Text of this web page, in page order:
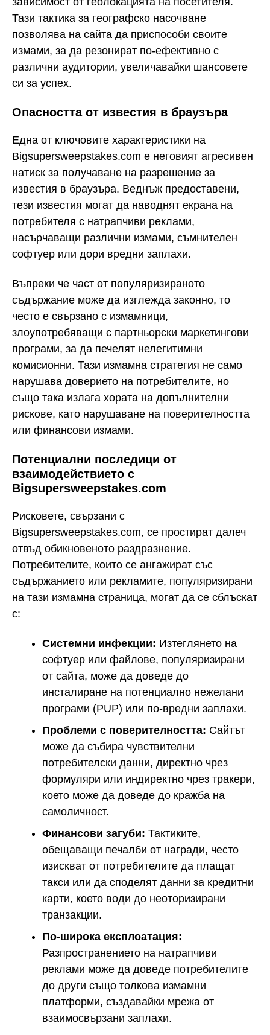
Тази тактика за географско насочване
позволява на сайта да приспособи своите
измами, за да резонират по-ефективно с
различни аудитории, увеличавайки шансовете
си за успех.
Опасността от известия в браузъра
Една от ключовите характеристики на
Bigsupersweepstakes.com е неговият агресивен
натиск за получаване на разрешение за
известия в браузъра. Веднъж предоставени,
тези известия могат да наводнят екрана на
потребителя с натрапчиви реклами,
насърчаващи различни измами, съмнителен
софтуер или дори вредни заплахи.
Въпреки че част от популяризираното
съдържание може да изглежда законно, то
често е свързано с измамници,
злоупотребяващи с партньорски маркетингови
програми, за да печелят нелегитимни
комисионни. Тази измамна стратегия не само
нарушава доверието на потребителите, но
също така излага хората на допълнителни
рискове, като нарушаване на поверителността
или финансови измами.
Потенциални последици от
взаимодействието с
Bigsupersweepstakes.com
Рисковете, свързани с
Bigsupersweepstakes.com, се простират далеч
отвъд обикновеното раздразнение.
Потребителите, които се ангажират със
съдържанието или рекламите, популяризирани
на тази измамна страница, могат да се сблъскат
с:
Системни инфекции: Изтеглянето на
софтуер или файлове, популяризирани
от сайта, може да доведе до
инсталиране на потенциално нежелани
програми (PUP) или по-вредни заплахи.
Проблеми с поверителността: Сайтът
може да събира чувствителни
потребителски данни, директно чрез
формуляри или индиректно чрез тракери,
което може да доведе до кражба на
самоличност.
Финансови загуби: Тактиките,
обещаващи печалби от награди, често
изискват от потребителите да плащат
такси или да споделят данни за кредитни
карти, което води до неоторизирани
транзакции.
По-широка експлоатация:
Разпространението на натрапчиви
реклами може да доведе потребителите
до други също толкова измамни
платформи, създавайки мрежа от
взаимосвързани заплахи.